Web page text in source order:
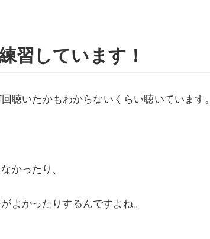
習しています！
聴いたかもわからないくらい聴いています。
かったり、
よかったりするんですよね。